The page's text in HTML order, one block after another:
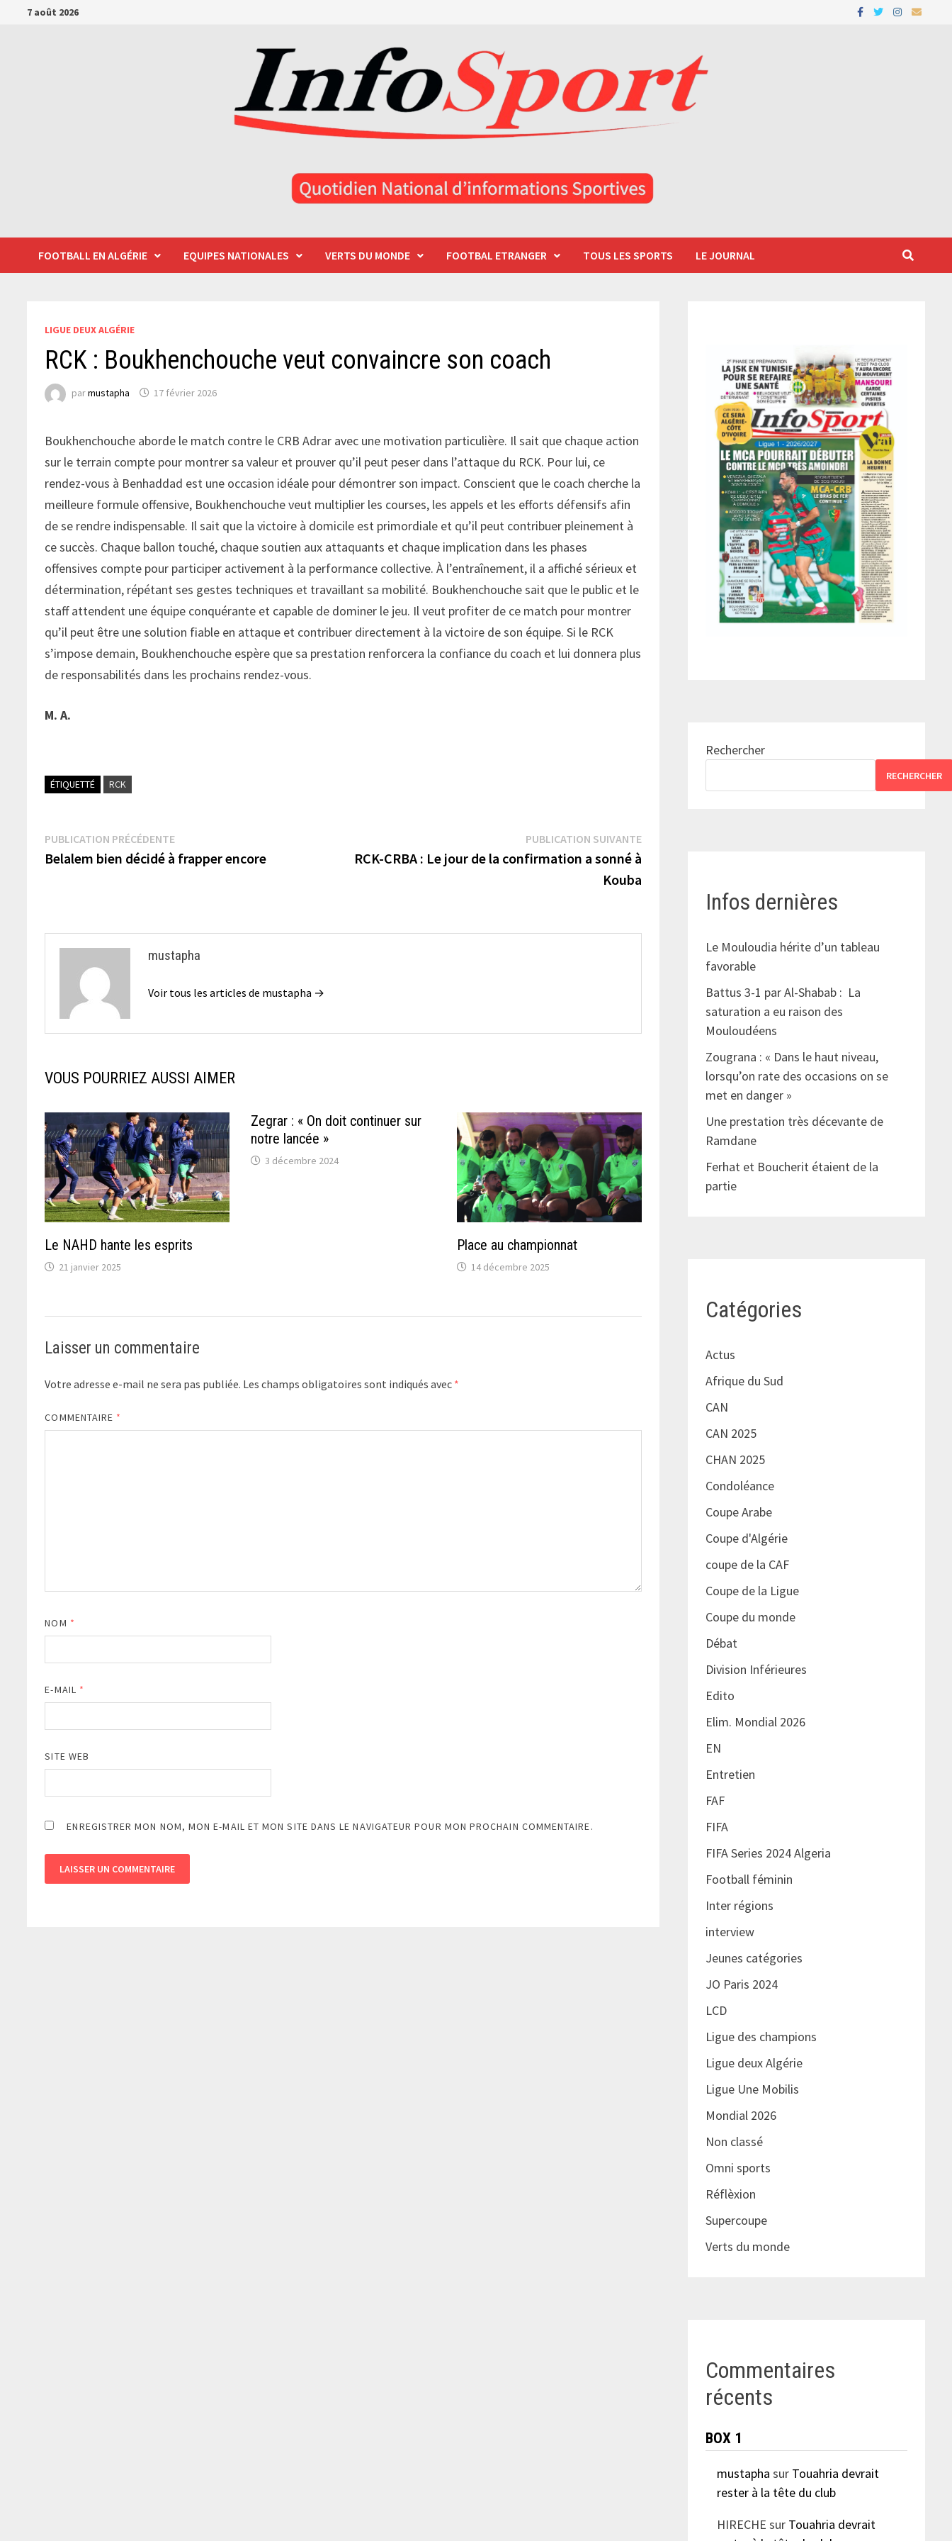
Passer7 août 2026
FOOTBALL EN ALGÉRIE EQUIPES NATIONALES VERTS DU MONDE FOOTBAL ETRANGER TOUS LES SPORTS LE JOURNAL
LIGUE DEUX ALGÉRIE
RCK : Boukhenchouche veut convaincre son coach
parmustapha 17 février 2026
Boukhenchouche aborde le match contre le CRB Adrar avec une motivation particulière. Il sait que chaque action
sur le terrain compte pour montrer sa valeur et prouver qu’il peut peser dans l’attaque du RCK. Pour lui, ce
rendez-vous à Benhaddad est une occasion idéale pour démontrer son impact. Conscient que le coach cherche la
meilleure formule offensive, Boukhenchouche veut multiplier les courses, les appels et les efforts défensifs afin
de se rendre indispensable. Il sait que la victoire à domicile est primordiale et qu’il peut contribuer pleinement à
ce succès. Chaque ballon touché, chaque soutien aux attaquants et chaque implication dans les phases
offensives compte pour participer activement à la performance collective. À l’entraînement, il a affiché sérieux et
détermination, répétant ses gestes techniques et travaillant sa mobilité. Boukhenchouche sait que le public et le
staff attendent une équipe conquérante et capable de dominer le jeu. Il veut profiter de ce match pour montrer
qu’il peut être une solution fiable en attaque et contribuer directement à la victoire de son équipe. Si le RCK
s’impose demain, Boukhenchouche espère que sa prestation renforcera la confiance du coach et lui donnera plus
de responsabilités dans les prochains rendez-vous.
M. A.
ÉTIQUETTÉ RCK
Navigation
de
PUBLICATION PRÉCÉDENTEPublication
précédente :
Belalem bien décidé à frapper encore
PUBLICATION SUIVANTEPublication
suivante :
RCK-CRBA : Le jour de la confirmation a sonné à
Kouba
mustapha
Voir tous les articles de mustapha →
VOUS POURRIEZ AUSSI AIMER
Le NAHD hante les esprits
21 janvier 2025
Zegrar : « On doit continuer sur
notre lancée »
3 décembre 2024
Place au championnat
14 décembre 2025
Laisser un commentaire
Votre adresse e-mail ne sera pas publiée. Les champs obligatoires sont indiqués avec *
COMMENTAIRE *
NOM *
E-MAIL *
SITE WEB
ENREGISTRER MON NOM, MON E-MAIL ET MON SITE DANS LE NAVIGATEUR POUR MON PROCHAIN COMMENTAIRE.
Rechercher
RECHERCHER
Infos dernières
Le Mouloudia hérite d’un tableau
favorable
Battus 3-1 par Al-Shabab : La
saturation a eu raison des
Mouloudéens
Zougrana : « Dans le haut niveau,
lorsqu’on rate des occasions on se
met en danger »
Une prestation très décevante de
Ramdane
Ferhat et Boucherit étaient de la
partie
Catégories
Actus
Afrique du Sud
CAN
CAN 2025
CHAN 2025
Condoléance
Coupe Arabe
Coupe d'Algérie
coupe de la CAF
Coupe de la Ligue
Coupe du monde
Débat
Division Inférieures
Edito
Elim. Mondial 2026
EN
Entretien
FAF
FIFA
FIFA Series 2024 Algeria
Football féminin
Inter régions
interview
Jeunes catégories
JO Paris 2024
LCD
Ligue des champions
Ligue deux Algérie
Ligue Une Mobilis
Mondial 2026
Non classé
Omni sports
Réflèxion
Supercoupe
Verts du monde
Commentaires
récents
BOX 1
mustapha sur Touahria devrait
rester à la tête du club
HIRECHE sur Touahria devrait